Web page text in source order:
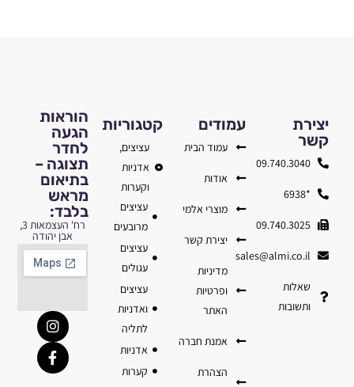
הוראות
הגעה
לחדר
תצוגה –
בתיאום
מראש
בלבד:
רח' העצמאות 3,
אבן יהודה
קטגוריות
עציצים,
אדניות
וקערות
עציצים
מרובעים
עציצים
עגולים
עציצים
ואדניות
לתליה
אדניות
קערות
עמודים
עמוד הבית
אודות
מוצרי אלמי
יצירת קשר
מדיניות
ופרטיות
האתר
אמנת חברה
הצהרת
יצירת
קשר
09.740.3040
*6938
09.740.3025
sales@almi.co.il
שאלות
ותשובות